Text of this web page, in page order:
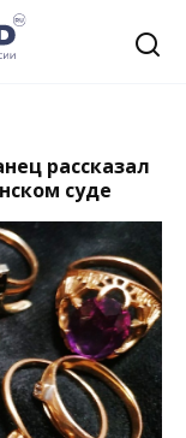
рассказал
суде